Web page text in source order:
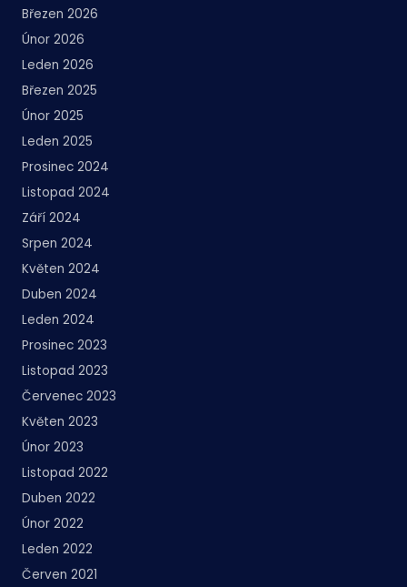
Březen 2026
Únor 2026
Leden 2026
Březen 2025
Únor 2025
Leden 2025
Prosinec 2024
Listopad 2024
Září 2024
Srpen 2024
Květen 2024
Duben 2024
Leden 2024
Prosinec 2023
Listopad 2023
Červenec 2023
Květen 2023
Únor 2023
Listopad 2022
Duben 2022
Únor 2022
Leden 2022
Červen 2021